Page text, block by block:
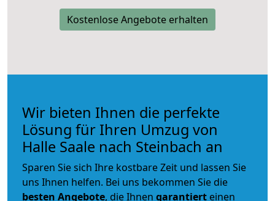
Kostenlose Angebote erhalten
Wir bieten Ihnen die perfekte
Lösung für Ihren Umzug von
Halle Saale nach Steinbach an
Sparen Sie sich Ihre kostbare Zeit und lassen Sie
uns Ihnen helfen. Bei uns bekommen Sie die
besten Angebote, die Ihnen garantiert einen